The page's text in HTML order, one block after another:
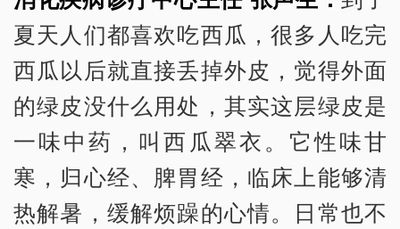
夏天人们都喜欢吃西瓜，很多人吃完
西瓜以后就直接丢掉外皮，觉得外面
的绿皮没什么用处，其实这层绿皮是
一味中药，叫西瓜翠衣。它性味甘
寒，归心经、脾胃经，临床上能够清
热解暑，缓解烦躁的心情。日常也不